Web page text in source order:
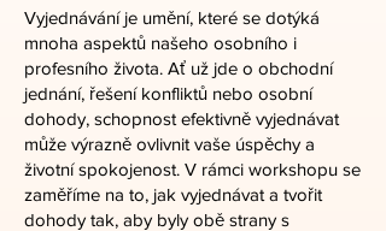
Vyjednávání je umění, které se dotýká
mnoha aspektů našeho osobního i
profesního života. Ať už jde o obchodní
jednání, řešení konfliktů nebo osobní
dohody, schopnost efektivně vyjednávat
může výrazně ovlivnit vaše úspěchy a
životní spokojenost. V rámci workshopu se
zaměříme na to, jak vyjednávat a tvořit
dohody tak, aby byly obě strany s